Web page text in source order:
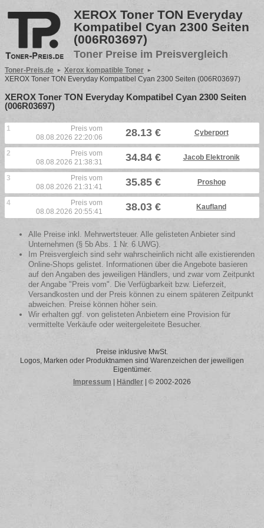
XEROX Toner TON Everyday
Kompatibel Cyan 2300 Seiten
(006R03697)
Toner Preise im Preisvergleich
Toner-Preis.de
Xerox kompatible Toner
XEROX Toner TON Everyday Kompatibel Cyan 2300 Seiten (006R03697)
XEROX Toner TON Everyday Kompatibel Cyan 2300 Seiten
(006R03697)
1
Preis vom
08.08.2026 22:20:06
28.13 € Cyberport
2
Preis vom
08.08.2026 21:38:31
34.84 € Jacob Elektronik
3
Preis vom
08.08.2026 21:31:41
35.85 € Proshop
4
Preis vom
08.08.2026 20:55:41
38.03 € Kaufland
Alle Preise inkl. Mehrwertsteuer. Alle gelisteten Anbieter sind
Unternehmen (§ 5b Abs. 1 Nr. 6 UWG).
Im Preisvergleich sind sehr wahrscheinlich nicht alle existierenden
Online-Shops gelistet. Informationen über die Angebote basieren
auf den Angaben des jeweiligen Händlers, und zwar vom Zeitpunkt
der Angabe "Preis vom". Die Verfügbarkeit bzw. Lieferzeit,
Versandkosten und der Preis können zu einem späteren Zeitpunkt
abweichen. Preise können höher sein.
Wir erhalten ggf. von gelisteten Anbietern eine Provision für
vermittelte Verkäufe oder weitergeleitete Besucher.
Preise inklusive MwSt.
Logos, Marken oder Produktnamen sind Warenzeichen der jeweiligen
Eigentümer.
Impressum
Händler | © 2002-2026